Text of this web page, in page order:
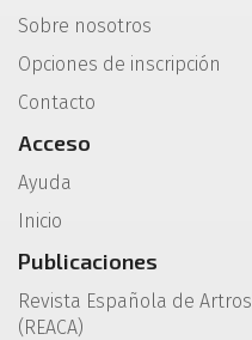
Sobre nosotros
Opciones de inscripción
Contacto
Acceso
Ayuda
Inicio
Publicaciones
Revista Española de
(REACA)